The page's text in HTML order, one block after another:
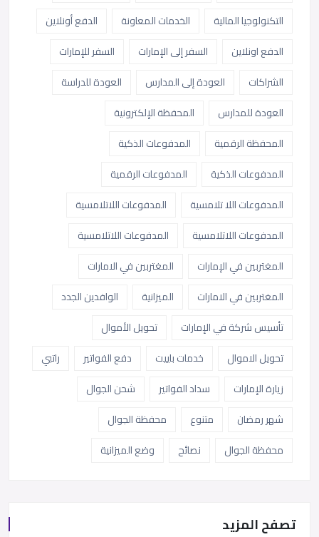
التكنولوجيا المالية
الخدمات المعاونة
الدفع أونلاين
الدفع اونلاين
السفر إلى الإمارات
السفر للإمارات
الشراكات
العودة إلى المدارس
العودة للدراسة
العودة للمدارس
المحفظة الإلكترونية
المحفظة الرقمية
المدفوعات الذكية
المدفوعات الذكية
المدفوعات الرقمية
المدفوعات اللا تلامسية
المدفوعات اللاتلامسية
المدفوعات اللاتلامسية
المدفوعات اللاتلامسية
المغتربين في الإمارات
المغتربين في الامارات
المغتربين في الامارات
الميزانية
الوافدين الجدد
تأسيس شركة في الإمارات
تحويل الأموال
تحويل الاموال
خدمات باييت دفع الفواتير
راتبي
زيارة الإمارات
سداد الفواتير
شحن الجوال
شهر رمضان
متنوع
محفظة الجوال
محفظة الجوال
نصائح وضع الميزانية
تصفح المزيد